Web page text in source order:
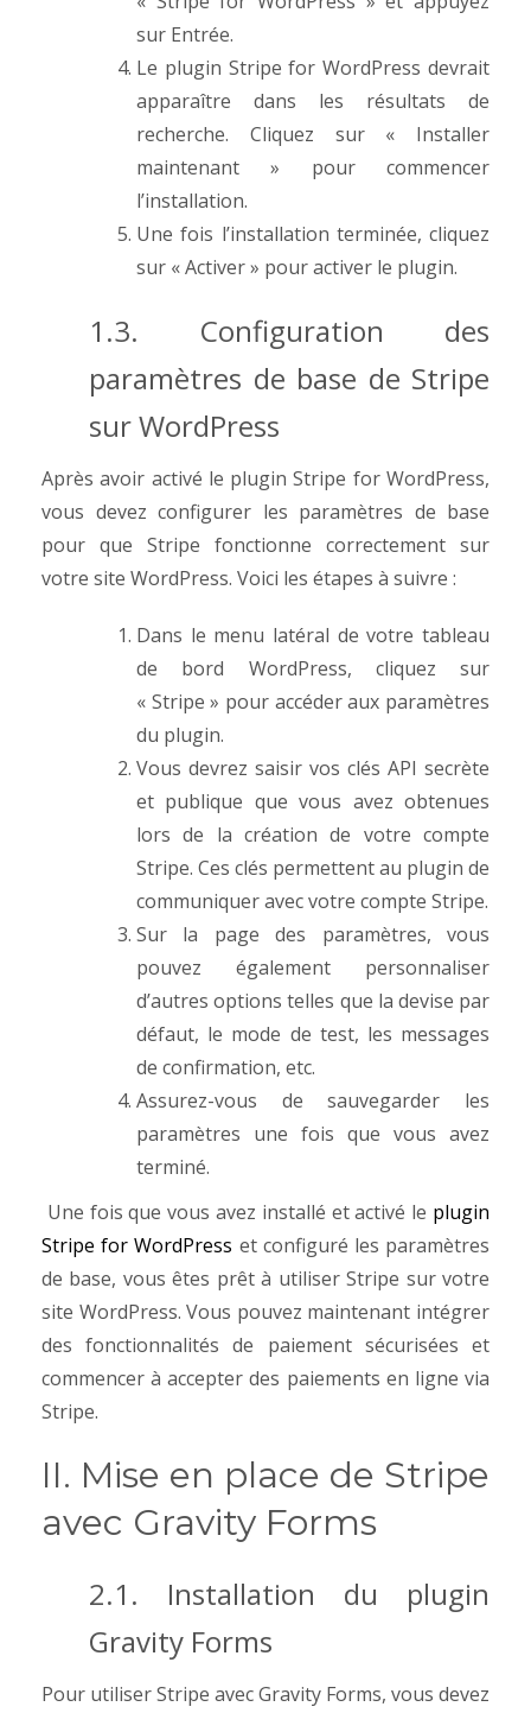
sur Entrée.
Le plugin Stripe for WordPress devrait
apparaître dans les résultats de
recherche. Cliquez sur « Installer
maintenant » pour commencer
l’installation.
Une fois l’installation terminée, cliquez
sur « Activer » pour activer le plugin.
1.3. Configuration des
paramètres de base de Stripe
sur WordPress
Après avoir activé le plugin Stripe for WordPress,
vous devez configurer les paramètres de base
pour que Stripe fonctionne correctement sur
votre site WordPress. Voici les étapes à suivre :
Dans le menu latéral de votre tableau
de bord WordPress, cliquez sur
« Stripe » pour accéder aux paramètres
du plugin.
Vous devrez saisir vos clés API secrète
et publique que vous avez obtenues
lors de la création de votre compte
Stripe. Ces clés permettent au plugin de
communiquer avec votre compte Stripe.
Sur la page des paramètres, vous
pouvez également personnaliser
d’autres options telles que la devise par
défaut, le mode de test, les messages
de confirmation, etc.
Assurez-vous de sauvegarder les
paramètres une fois que vous avez
terminé.
Une fois que vous avez installé et activé le plugin
Stripe for WordPress et configuré les paramètres
de base, vous êtes prêt à utiliser Stripe sur votre
site WordPress. Vous pouvez maintenant intégrer
des fonctionnalités de paiement sécurisées et
commencer à accepter des paiements en ligne via
Stripe.
II. Mise en place de Stripe
avec Gravity Forms
2.1. Installation du plugin
Gravity Forms
Pour utiliser Stripe avec Gravity Forms, vous devez